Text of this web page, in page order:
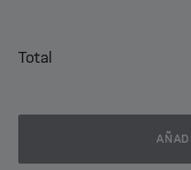
Total